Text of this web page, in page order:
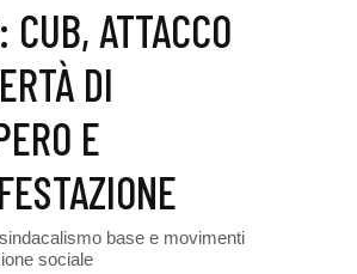
CUB, ATTACCO
DI
E
base e movimenti
sociale